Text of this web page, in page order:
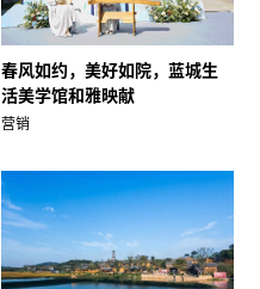
春风如约，美好如院，蓝城生
活美学馆和雅映献
营销